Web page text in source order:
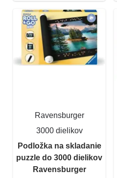
Ravensburger
3000 dielikov
Podložka na skladanie
puzzle do 3000 dielikov
Ravensburger